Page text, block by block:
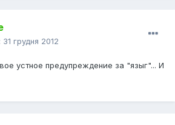
31 грудня 2012
устное предупреждение за "языг"... И